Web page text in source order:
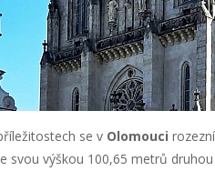
se v Olomouci
svou výškou 100,65 metrů